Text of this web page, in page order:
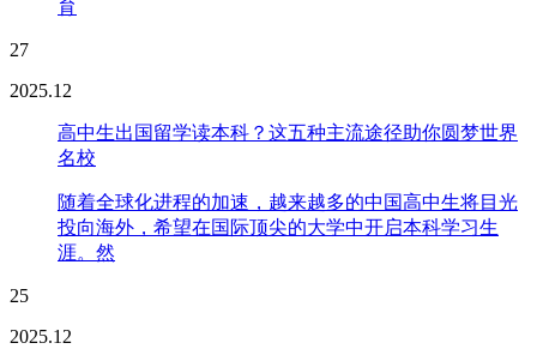
育
27
2025.12
高中生出国留学读本科？这五种主流途径助你圆梦世界
名校
随着全球化进程的加速，越来越多的中国高中生将目光
投向海外，希望在国际顶尖的大学中开启本科学习生
涯。然
25
2025.12